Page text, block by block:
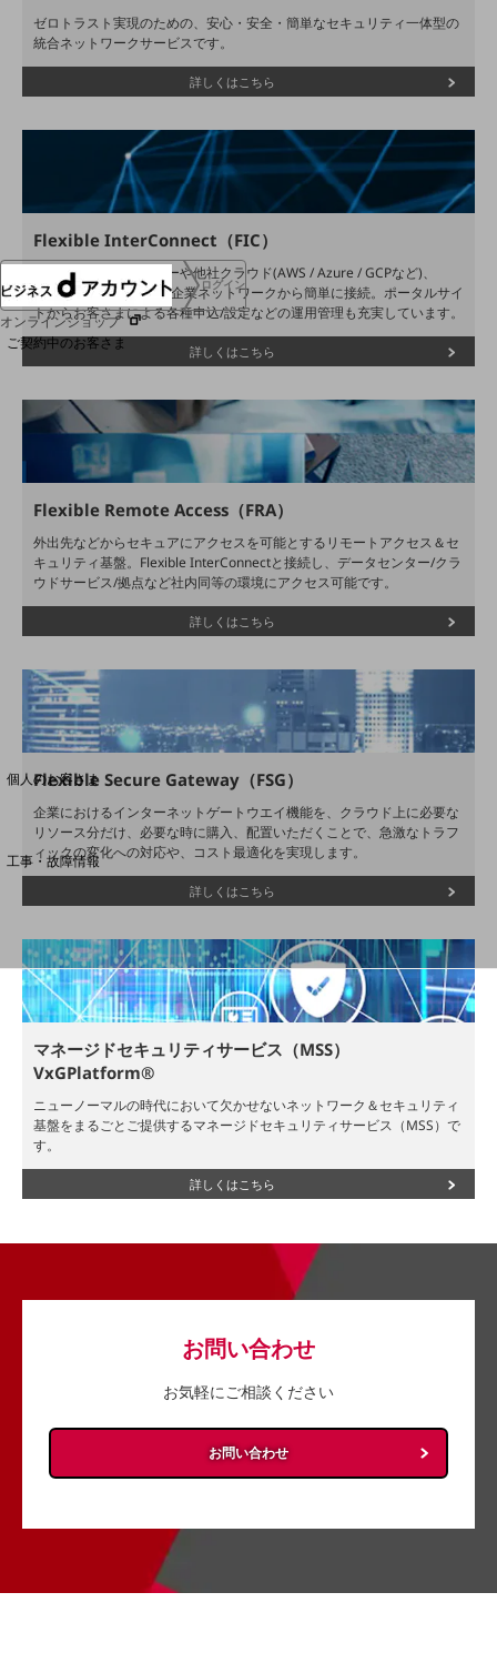
経験者採用
障がい者採用
人材育成制度
協賛
NTTドコモグループ
ログイン
オンラインショップ
ご契約中のお客さま
サービス別サポート情報
ご契約中サービスの一元管理
Web明細(ビリングステーション)
料金分析(ご利用料金管理サービス)
Web明細(My docomo)
個人のお客さま
NTTドコモ
OCNなど
工事・故障情報
お客さまサポートサイト
NTTドコモ 通信障害情報
ゼロトラスト実現のための、安心・安全・簡単なセキュリティ一体型の
統合ネットワークサービスです。
詳しくはこちら
Flexible InterConnect（FIC）
SDPF クラウド/サーバーや他社クラウド(AWS / Azure / GCPなど)、
SaaSサービスなどに各企業ネットワークから簡単に接続。ポータルサイ
トからお客さまによる各種申込/設定などの運用管理も充実しています。
詳しくはこちら
Flexible Remote Access（FRA）
外出先などからセキュアにアクセスを可能とするリモートアクセス＆セ
キュリティ基盤。Flexible InterConnectと接続し、データセンター/クラ
ウドサービス/拠点など社内同等の環境にアクセス可能です。
詳しくはこちら
Flexible Secure Gateway（FSG）
企業におけるインターネットゲートウエイ機能を、クラウド上に必要な
リソース分だけ、必要な時に購入、配置いただくことで、急激なトラフ
ィックの変化への対応や、コスト最適化を実現します。
詳しくはこちら
マネージドセキュリティサービス（MSS）
VxGPlatform®
ニューノーマルの時代において欠かせないネットワーク＆セキュリティ
基盤をまるごとご提供するマネージドセキュリティサービス（MSS）で
す。
詳しくはこちら
お問い合わせ
お気軽にご相談ください
お問い合わせ